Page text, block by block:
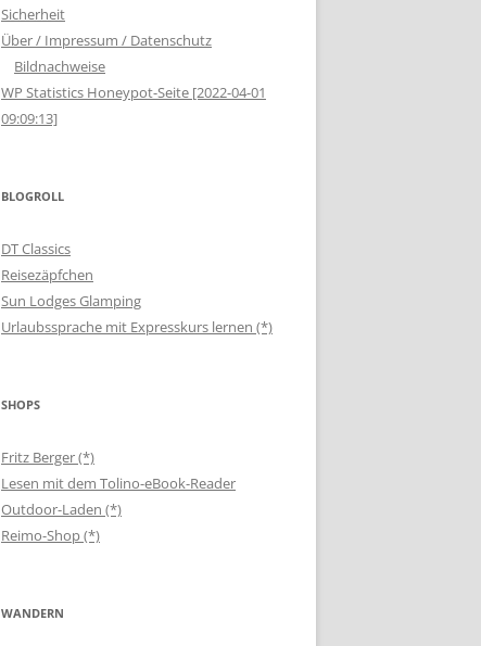
Sicherheit
Über / Impressum / Datenschutz
Bildnachweise
WP Statistics Honeypot-Seite [2022-04-01
09:09:13]
BLOGROLL
DT Classics
Reisezäpfchen
Sun Lodges Glamping
Urlaubssprache mit Expresskurs lernen (*)
SHOPS
Fritz Berger (*)
Lesen mit dem Tolino-eBook-Reader
Outdoor-Laden (*)
Reimo-Shop (*)
WANDERN